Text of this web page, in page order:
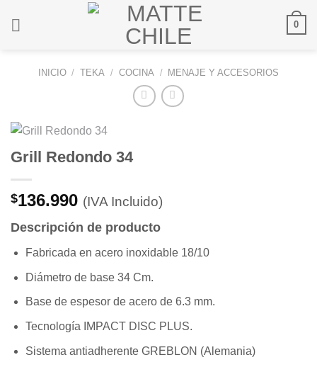
0
INICIO / TEKA / COCINA / MENAJE Y ACCESORIOS
Grill Redondo 34
$136.990 (IVA Incluido)
Descripción de producto
Fabricada en acero inoxidable 18/10
Diámetro de base 34 Cm.
Base de espesor de acero de 6.3 mm.
Tecnología IMPACT DISC PLUS.
Sistema antiadherente GREBLON (Alemania)